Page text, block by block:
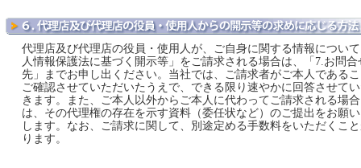
代理店及び代理店の役員・使用人が、ご自身に関する情報につい
人情報保護法に基づく開示等」をご請求される場合は、「7.お問合
先」までお申し出ください。当社では、ご請求者がご本人である
ご確認させていただいたうえで、できる限り速やかに回答させて
きます。また、ご本人以外からご本人に代わってご請求される場
は、その代理権の存在を示す資料（委任状など）のご提出をお願
します。なお、ご請求に関して、別途定める手数料をいただくこ
ります。